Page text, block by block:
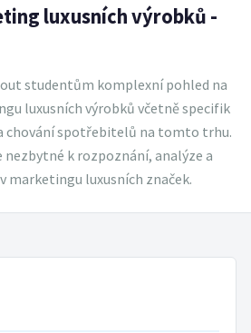
luxusních výrobků -
studentům komplexní pohled na
luxusních výrobků včetně specifik
chování spotřebitelů na tomto trhu.
k rozpoznání, analýze a
marketingu luxusních značek.